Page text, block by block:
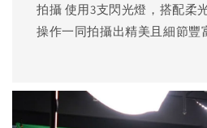
拍攝 使用3支閃光燈，搭配柔
操作一同拍攝出精美且細節豐